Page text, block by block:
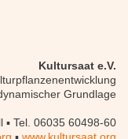
Kultursaat e.V.
Grundlage
▪ Tel. 06035 60498-60